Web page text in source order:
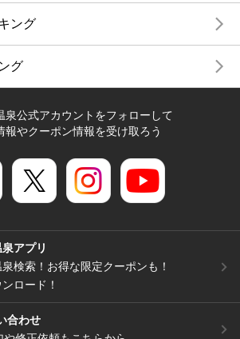
ング
グ
泉公式アカウントをフォローして
報やクーポン情報を受け取ろう
アプリ
検索！お得な限定クーポンも！
ロード！
合わせ